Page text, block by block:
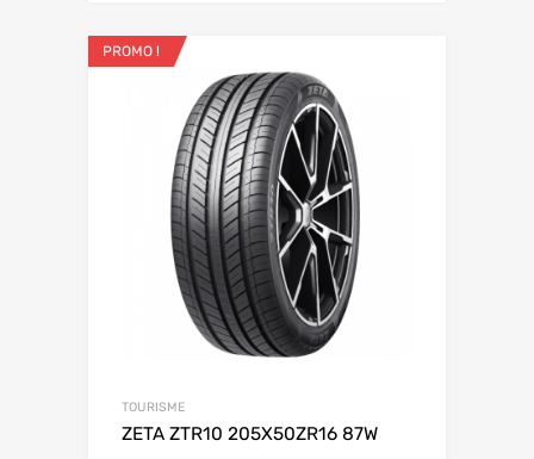
PROMO !
TOURISME
ZETA ZTR10 205X50ZR16 87W